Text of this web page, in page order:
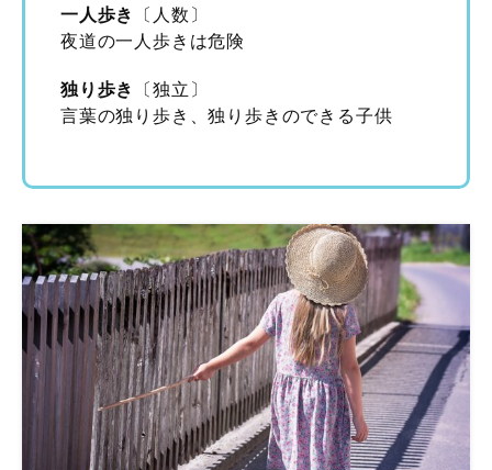
一人歩き 〔人数〕
夜道の一人歩きは危険
独り歩き 〔独立〕
言葉の独り歩き、独り歩きのできる子供